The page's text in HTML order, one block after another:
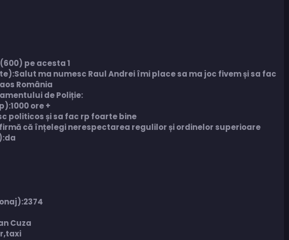
pe acesta 1
ma numesc Raul Andrei îmi place sa ma joc fivem și sa fac
România
de Poliție:
ore +
politicos și sa fac rp foarte bine
că înțelegi nerespectarea regulilor și ordinelor superioare
Cuza